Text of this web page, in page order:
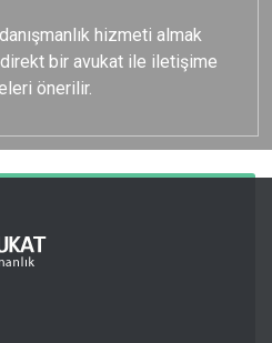
hizmeti almak
bir avukat ile iletişime
önerilir.